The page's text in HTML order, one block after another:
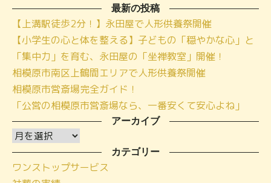
最新の投稿
【上溝駅徒歩2分！】永田屋で人形供養祭開催
【小学生の心と体を整える】子どもの「穏やかな心」と
「集中力」を育む、永田屋の「坐禅教室」開催！
相模原市南区上鶴間エリアで人形供養祭開催
相模原市営斎場完全ガイド！
「公営の相模原市営斎場なら、一番安くて安心よね」
アーカイブ
ア
ー
カ
カテゴリー
ワンストップサービス